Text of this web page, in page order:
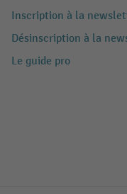
Inscription à la
Désinscription à la
Le guide pro